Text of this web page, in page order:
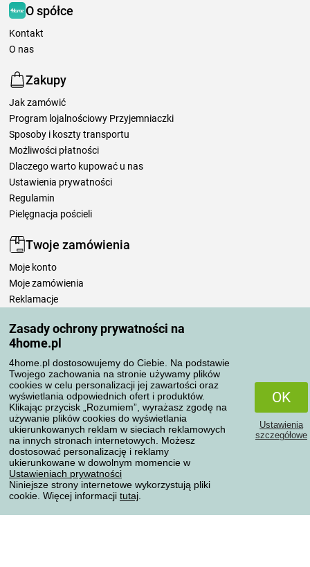
Zasady ochrony prywatności na
4home.pl
4home.pl dostosowujemy do Ciebie. Na podstawie
Twojego zachowania na stronie używamy plików
cookies w celu personalizacji jej zawartości oraz
wyświetlania odpowiednich ofert i produktów.
Klikając przycisk „Rozumiem”, wyrażasz zgodę na
używanie plików cookies do wyświetlania
ukierunkowanych reklam w sieciach reklamowych
na innych stronach internetowych. Możesz
dostosować personalizację i reklamy
ukierunkowane w dowolnym momencie w
Ustawieniach prywatności
Niniejsze strony internetowe wykorzystują pliki
cookie. Więcej informacji tutaj
OK
Ustawienia
szczegółowe
O spółce
Kontakt
O nas
Zakupy
Jak zamówić
Program lojalnościowy Przyjemniaczki
Sposoby i koszty transportu
Możliwości płatności
Dlaczego warto kupować u nas
Ustawienia prywatności
Regulamin
Pielęgnacja pościeli
Twoje zamówienia
Moje konto
Moje zamówienia
Reklamacje
Zasady przetwarzania recenzji
Sposoby transportu
Metody płatności
Niezawodny sklep